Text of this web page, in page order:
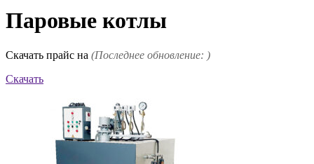
Паровые котлы
Скачать прайс на (Последнее обновление: )
Скачать